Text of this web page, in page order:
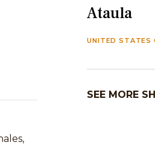
Ataula
UNITED STATES
SEE MORE